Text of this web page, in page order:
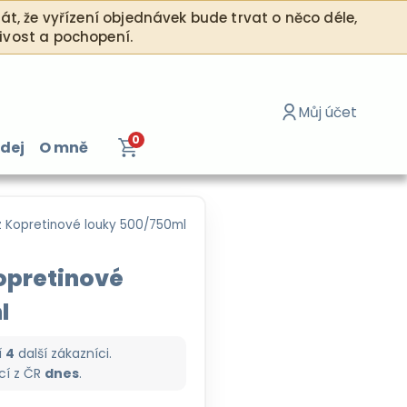
že vyřízení objednávek bude trvat o něco déle,
a pochopení.
Můj účet
O mně 0
Kopretinové louky 500/750ml
4 další zákazníci.
zČR dnes.